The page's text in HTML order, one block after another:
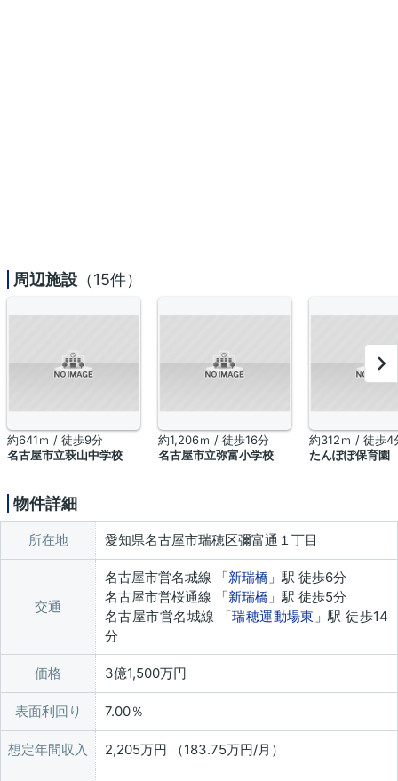
周辺施設 （15件）
約641ｍ / 徒歩9分
名古屋市立萩山中学校
約1,206ｍ / 徒歩16分
名古屋市立弥富小学校
約312ｍ / 徒歩4
たんぽぽ保育園
物件詳細
所在地 愛知県名古屋市瑞穂区彌富通１丁目
交通
名古屋市営名城線 「新瑞橋 」駅 徒歩6分
名古屋市営桜通線 「新瑞橋 」駅 徒歩5分
名古屋市営名城線 「瑞穂運動場東 」駅 徒歩14
分
価格 3億1,500万円
表面利回り 7.00％
想定年間収入 2,205万円 （183.75万円/月）